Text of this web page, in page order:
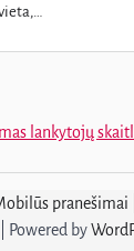
pranešimai
| Powered by